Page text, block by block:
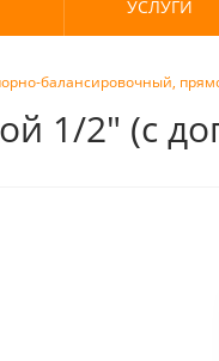
УСЛУГИ
балансировочный,
1/2" (с